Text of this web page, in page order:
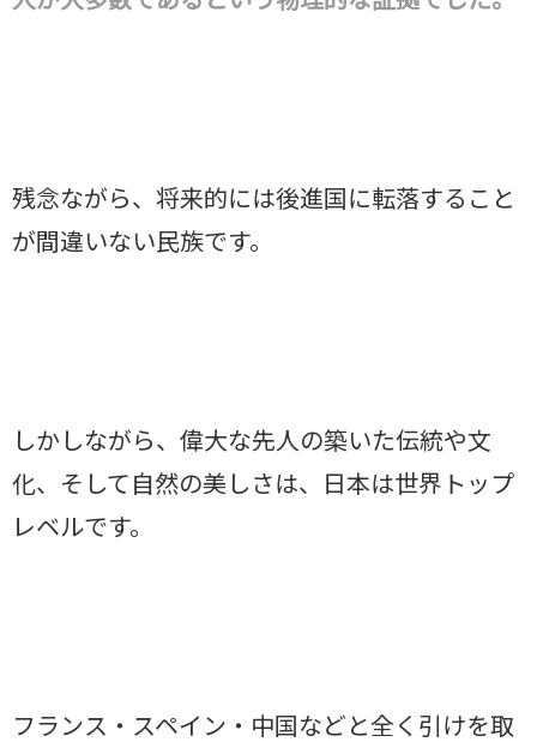
残念ながら、将来的には後進国に転落すること
が間違いない民族です。
しかしながら、偉大な先人の築いた伝統や文
化、そして自然の美しさは、日本は世界トップ
レベルです。
フランス・スペイン・中国などと全く引けを取